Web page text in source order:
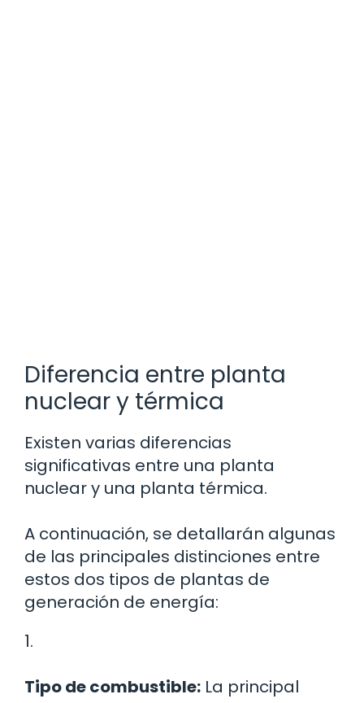
Diferencia entre planta
nuclear y térmica
Existen varias diferencias
significativas entre una planta
nuclear y una planta térmica.
A continuación, se detallarán algunas
de las principales distinciones entre
estos dos tipos de plantas de
generación de energía:
1.
Tipo de combustible: La principal